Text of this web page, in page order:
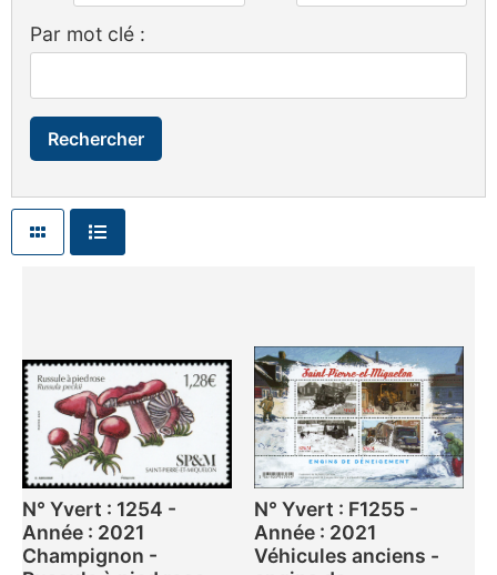
Par mot clé :
N° Yvert : 1254 -
Année : 2021
Champignon -
N° Yvert : F1255 -
Année : 2021
Véhicules anciens -